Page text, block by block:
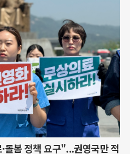
돌봄 정책 요구"...권영국만 적